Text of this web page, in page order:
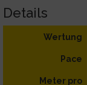
Details
Wertung
Pace
Meter pro